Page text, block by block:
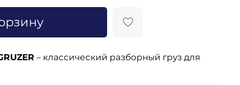
– классический разборный груз для